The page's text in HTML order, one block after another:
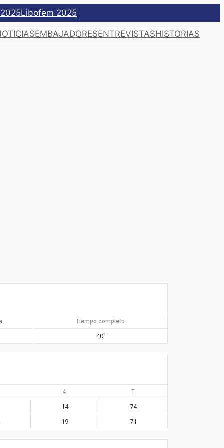
Libofem 2025
EMBAJADORESENTREVISTASHISTORIAS
Tiempo completo
40′
4 T
14
74
19
71